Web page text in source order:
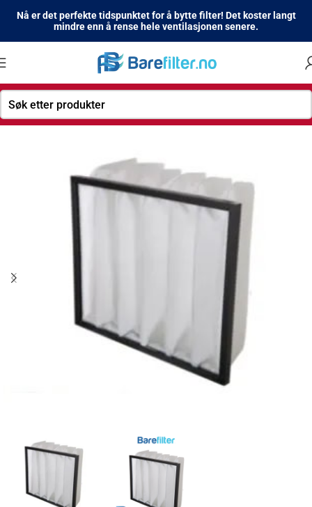
Nå er det perfekte tidspunktet for å bytte filter! Det koster langt
mindre enn å rense hele ventilasjonen senere.